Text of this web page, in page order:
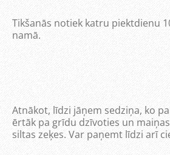
Tikšanās notiek katru piektdienu
namā.
Atnākot, līdzi jāņem sedziņa, ko
ērtāk pa grīdu dzīvoties un
siltas zeķes. Var paņemt līdzi arī